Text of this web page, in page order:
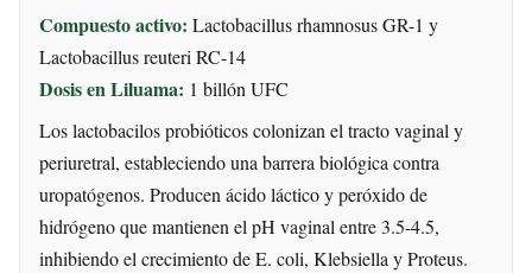
Compuesto activo: Lactobacillus rhamnosus GR-1 y
Lactobacillus reuteri RC-14
Dosis en Liluama: 1 billón UFC
Los lactobacilos probióticos colonizan el tracto vaginal y
periuretral, estableciendo una barrera biológica contra
uropatógenos. Producen ácido láctico y peróxido de
hidrógeno que mantienen el pH vaginal entre 3.5-4.5,
inhibiendo el crecimiento de E. coli, Klebsiella y Proteus.